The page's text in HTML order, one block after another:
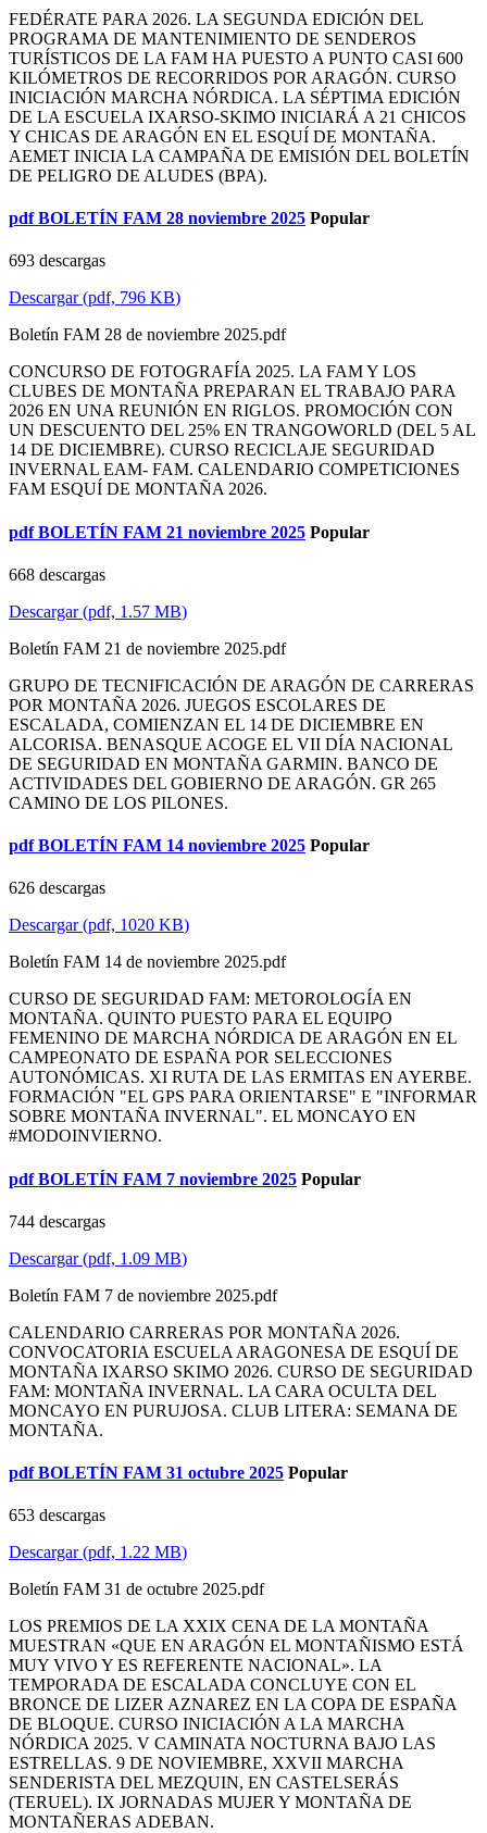
FEDÉRATE PARA 2026. LA SEGUNDA EDICIÓN DEL
PROGRAMA DE MANTENIMIENTO DE SENDEROS
TURÍSTICOS DE LA FAM HA PUESTO A PUNTO CASI 600
KILÓMETROS DE RECORRIDOS POR ARAGÓN. CURSO
INICIACIÓN MARCHA NÓRDICA. LA SÉPTIMA EDICIÓN
DE LA ESCUELA IXARSO-SKIMO INICIARÁ A 21 CHICOS
Y CHICAS DE ARAGÓN EN EL ESQUÍ DE MONTAÑA.
AEMET INICIA LA CAMPAÑA DE EMISIÓN DEL BOLETÍN
DE PELIGRO DE ALUDES (BPA).
pdf BOLETÍN FAM 28 noviembre 2025 Popular
693 descargas
Descargar(pdf, 796 KB)
Boletín FAM 28 de noviembre 2025.pdf
CONCURSO DE FOTOGRAFÍA 2025. LA FAM Y LOS
CLUBES DE MONTAÑA PREPARAN EL TRABAJO PARA
2026 EN UNA REUNIÓN EN RIGLOS. PROMOCIÓN CON
UN DESCUENTO DEL 25% EN TRANGOWORLD (DEL 5 AL
14 DE DICIEMBRE). CURSO RECICLAJE SEGURIDAD
INVERNAL EAM- FAM. CALENDARIO COMPETICIONES
FAM ESQUÍ DE MONTAÑA 2026.
pdf BOLETÍN FAM 21 noviembre 2025 Popular
668 descargas
Descargar(pdf, 1.57 MB)
Boletín FAM 21 de noviembre 2025.pdf
GRUPO DE TECNIFICACIÓN DE ARAGÓN DE CARRERAS
POR MONTAÑA 2026. JUEGOS ESCOLARES DE
ESCALADA, COMIENZAN EL 14 DE DICIEMBRE EN
ALCORISA. BENASQUE ACOGE EL VII DÍA NACIONAL
DE SEGURIDAD EN MONTAÑA GARMIN. BANCO DE
ACTIVIDADES DEL GOBIERNO DE ARAGÓN. GR 265
CAMINO DE LOS PILONES.
pdf BOLETÍN FAM 14 noviembre 2025 Popular
626 descargas
Descargar(pdf, 1020 KB)
Boletín FAM 14 de noviembre 2025.pdf
CURSO DE SEGURIDAD FAM: METOROLOGÍA EN
MONTAÑA. QUINTO PUESTO PARA EL EQUIPO
FEMENINO DE MARCHA NÓRDICA DE ARAGÓN EN EL
CAMPEONATO DE ESPAÑA POR SELECCIONES
AUTONÓMICAS. XI RUTA DE LAS ERMITAS EN AYERBE.
FORMACIÓN "EL GPS PARA ORIENTARSE" E "INFORMAR
SOBRE MONTAÑA INVERNAL". EL MONCAYO EN
#MODOINVIERNO.
pdf BOLETÍN FAM 7 noviembre 2025 Popular
744 descargas
Descargar(pdf, 1.09 MB)
Boletín FAM 7 de noviembre 2025.pdf
CALENDARIO CARRERAS POR MONTAÑA 2026.
CONVOCATORIA ESCUELA ARAGONESA DE ESQUÍ DE
MONTAÑA IXARSO SKIMO 2026. CURSO DE SEGURIDAD
FAM: MONTAÑA INVERNAL. LA CARA OCULTA DEL
MONCAYO EN PURUJOSA. CLUB LITERA: SEMANA DE
MONTAÑA.
pdf BOLETÍN FAM 31 octubre 2025 Popular
653 descargas
Descargar(pdf, 1.22 MB)
Boletín FAM 31 de octubre 2025.pdf
LOS PREMIOS DE LA XXIX CENA DE LA MONTAÑA
MUESTRAN «QUE EN ARAGÓN EL MONTAÑISMO ESTÁ
MUY VIVO Y ES REFERENTE NACIONAL». LA
TEMPORADA DE ESCALADA CONCLUYE CON EL
BRONCE DE LIZER AZNAREZ EN LA COPA DE ESPAÑA
DE BLOQUE. CURSO INICIACIÓN A LA MARCHA
NÓRDICA 2025. V CAMINATA NOCTURNA BAJO LAS
ESTRELLAS. 9 DE NOVIEMBRE, XXVII MARCHA
SENDERISTA DEL MEZQUIN, EN CASTELSERÁS
(TERUEL). IX JORNADAS MUJER Y MONTAÑA DE
MONTAÑERAS ADEBAN.